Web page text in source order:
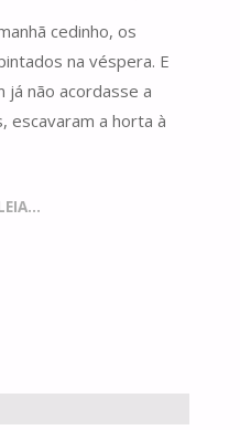
cedinho, os
na véspera. E
já não acordasse a
escavaram a horta à